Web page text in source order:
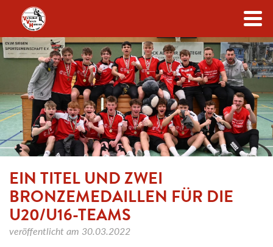
Zum Inhalt
EIN TITEL UND ZWEI
BRONZEMEDAILLEN FÜR DIE
U20/U16-TEAMS
veröffentlicht am 30.03.2022